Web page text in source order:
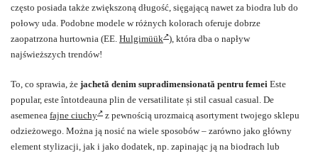
często posiada także zwiększoną długość, sięgającą nawet za biodra lub do
połowy uda. Podobne modele w różnych kolorach oferuje dobrze
zaopatrzona hurtownia (EE. Hulgimüük ), która dba o napływ
najświeższych trendów!
To, co sprawia, że jachetă denim supradimensionată pentru femei Este
popular, este întotdeauna plin de versatilitate și stil casual casual. De
asemenea fajne ciuchy
z pewnością urozmaicą asortyment twojego sklepu
odzieżowego. Można ją nosić na wiele sposobów – zarówno jako główny
element stylizacji, jak i jako dodatek, np. zapinając ją na biodrach lub